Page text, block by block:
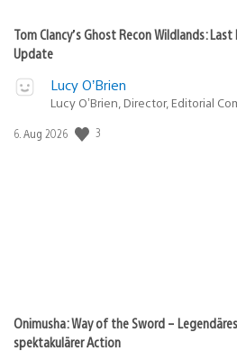
Tom Clancy’s Ghost Recon Wildlands:
Update
Lucy O’Brien
Lucy O’Brien, Director, Editorial
Veröffentlichungsdatum:
6. Aug 2026 3
Onimusha: Way of the Sword –
spektakulärer Action